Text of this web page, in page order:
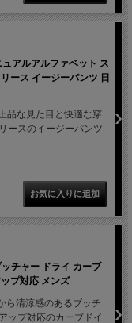
アルアルファベット ス
ース イージーパンツ 日
品な見た目と快適な穿
ースのイージーパンツ
チャー ドライ カーブ
プ対応 メンズ
ら清涼感のあるブッチ
ップ対応のカーブドイ